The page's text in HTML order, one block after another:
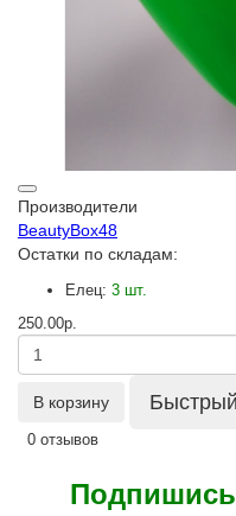
Производители
BeautyBox48
Остатки по складам:
Елец: 3 шт.
250.00р.
В корзину
0 отзывов